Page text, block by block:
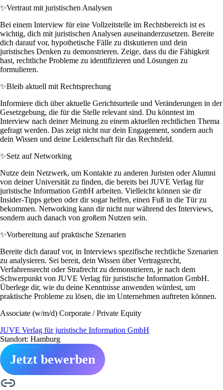
✨Vertraut mit juristischen Analysen
Bei einem Interview für eine Vollzeitstelle im Rechtsbereich ist es
wichtig, dich mit juristischen Analysen auseinanderzusetzen. Bereite
dich darauf vor, hypothetische Fälle zu diskutieren und dein
juristisches Denken zu demonstrieren. Zeige, dass du die Fähigkeit
hast, rechtliche Probleme zu identifizieren und Lösungen zu
formulieren.
✨Bleib aktuell mit Rechtsprechung
Informiere dich über aktuelle Gerichtsurteile und Veränderungen in der
Gesetzgebung, die für die Stelle relevant sind. Du könntest im
Interview nach deiner Meinung zu einem aktuellen rechtlichen Thema
gefragt werden. Das zeigt nicht nur dein Engagement, sondern auch
dein Wissen und deine Leidenschaft für das Rechtsfeld.
✨Setz auf Networking
Nutze dein Netzwerk, um Kontakte zu anderen Juristen oder Alumni
von deiner Universität zu finden, die bereits bei JUVE Verlag für
juristische Information GmbH arbeiten. Vielleicht können sie dir
Insider-Tipps geben oder dir sogar helfen, einen Fuß in die Tür zu
bekommen. Networking kann dir nicht nur während des Interviews,
sondern auch danach von großem Nutzen sein.
✨Vorbereitung auf praktische Szenarien
Bereite dich darauf vor, in Interviews spezifische rechtliche Szenarien
zu analysieren. Sei bereit, dein Wissen über Vertragsrecht,
Verfahrensrecht oder Strafrecht zu demonstrieren, je nach dem
Schwerpunkt von JUVE Verlag für juristische Information GmbH.
Überlege dir, wie du deine Kenntnisse anwenden würdest, um
praktische Probleme zu lösen, die im Unternehmen auftreten können.
Associate (w/m/d) Corporate / Private Equity
JUVE Verlag für juristische Information GmbH
Standort: Hamburg
Jetzt bewerben